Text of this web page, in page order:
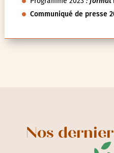
Communiqué de presse
Nos